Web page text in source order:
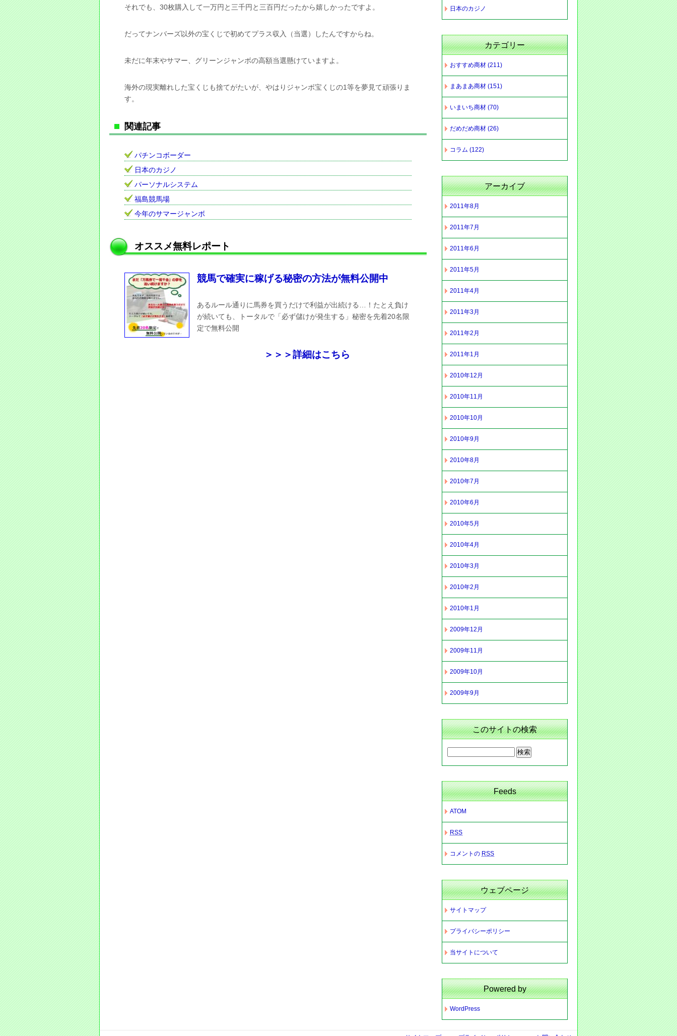
それでも、30枚購入して一万円と三千円と三百円だったから嬉しかったですよ。
だってナンバーズ以外の宝くじで初めてプラス収入（当選）したんですからね。
未だに年末やサマー、グリーンジャンボの高額当選懸けていますよ。
海外の現実離れした宝くじも捨てがたいが、やはりジャンボ宝くじの1等を夢見て頑張りま
す。
関連記事
パチンコボーダー
日本のカジノ
パーソナルシステム
福島競馬場
今年のサマージャンボ
オススメ無料レポート
競馬で確実に稼げる秘密の方法が無料公開中
あるルール通りに馬券を買うだけで利益が出続ける…！たとえ負け
が続いても、トータルで「必ず儲けが発生する」秘密を先着20名限
定で無料公開
＞＞＞詳細はこちら
日本のカジノ
カテゴリー
おすすめ商材 (211)
まあまあ商材 (151)
いまいち商材 (70)
だめだめ商材 (26)
コラム (122)
アーカイブ
2011年8月
2011年7月
2011年6月
2011年5月
2011年4月
2011年3月
2011年2月
2011年1月
2010年12月
2010年11月
2010年10月
2010年9月
2010年8月
2010年7月
2010年6月
2010年5月
2010年4月
2010年3月
2010年2月
2010年1月
2009年12月
2009年11月
2009年10月
2009年9月
このサイトの検索
Feeds
ATOM
RSS
コメントの RSS
ウェブページ
サイトマップ
プライバシーポリシー
当サイトについて
Powered by
WordPress